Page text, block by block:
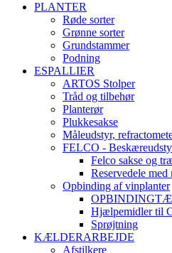
PLANTER
Røde sorter
Grønne sorter
Grundstammer
Podning
ESPALLIER
ARTOS Stolper
Tråd og tilbehør
Planterør
Plukkesakse
Måleudstyr,
FELCO -
Felco sakse og
Reservedele med
Opbinding af vinplanter
Hjælpemidler til
Sprøjtning
KÆLDERARBEJDE
Afstilkere